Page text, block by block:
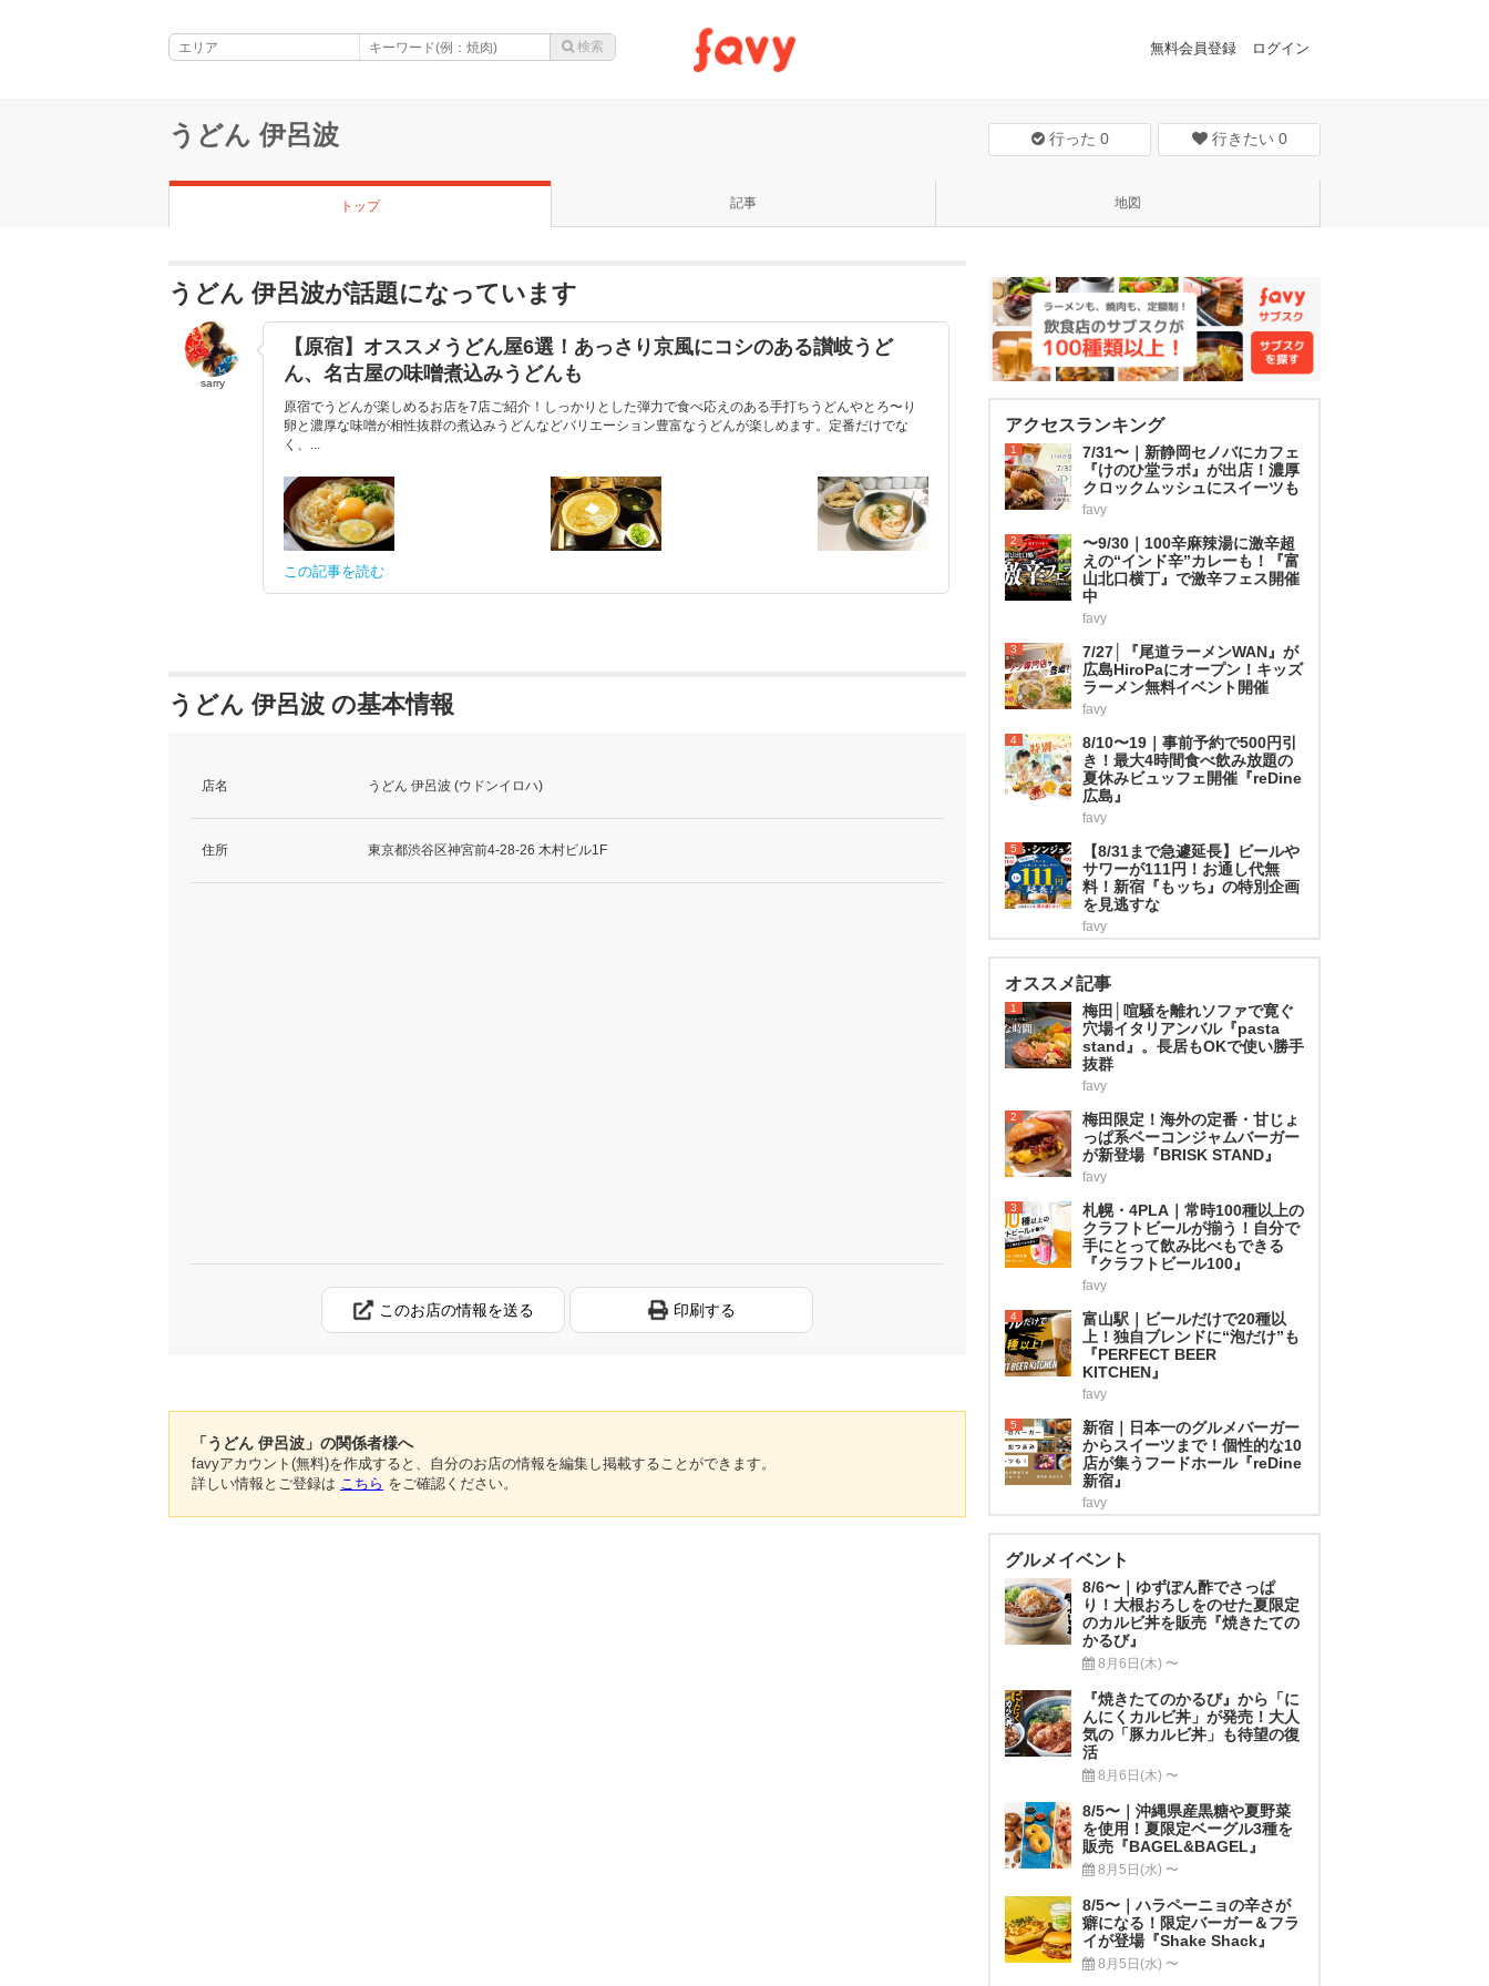
無料会員登録 ログイン
うどん 伊呂波 行った 0 行きたい 0
トップ 記事 地図
うどん 伊呂波が話題になっています
sarry
【原宿】オススメうどん屋6選！あっさり京風にコシのある讃岐うど
ん、名古屋の味噌煮込みうどんも
原宿でうどんが楽しめるお店を7店ご紹介！しっかりとした弾力で食べ応えのある手打ちうどんやとろ〜り
卵と濃厚な味噌が相性抜群の煮込みうどんなどバリエーション豊富なうどんが楽しめます。定番だけでな
く、...
この記事を読む
うどん 伊呂波 の基本情報
店名 うどん 伊呂波 (ウドンイロハ)
住所 東京都渋谷区神宮前4-28-26 木村ビル1F
このお店の情報を送る 印刷する
「うどん 伊呂波」の関係者様へ
favyアカウント(無料)を作成すると、自分のお店の情報を編集し掲載することができます。
詳しい情報とご登録は こちら をご確認ください。
アクセスランキング
1
7/31〜｜新静岡セノバにカフェ
『けのひ堂ラボ』が出店！濃厚
クロックムッシュにスイーツも
favy
2
〜9/30｜100辛麻辣湯に激辛超
えの“インド辛”カレーも！『富
山北口横丁』で激辛フェス開催
中
favy
3
7/27│『尾道ラーメンWAN』が
広島HiroPaにオープン！キッズ
ラーメン無料イベント開催
favy
4
8/10〜19｜事前予約で500円引
き！最大4時間食べ飲み放題の
夏休みビュッフェ開催『reDine
広島』
favy
5
【8/31まで急遽延長】ビールや
サワーが111円！お通し代無
料！新宿『もッち』の特別企画
を見逃すな
favy
オススメ記事
1
梅田│喧騒を離れソファで寛ぐ
穴場イタリアンバル『pasta
stand』。長居もOKで使い勝手
抜群
favy
2
梅田限定！海外の定番・甘じょ
っぱ系ベーコンジャムバーガー
が新登場『BRISK STAND』
favy
3
札幌・4PLA｜常時100種以上の
クラフトビールが揃う！自分で
手にとって飲み比べもできる
『クラフトビール100』
favy
4
富山駅｜ビールだけで20種以
上！独自ブレンドに“泡だけ”も
『PERFECT BEER
KITCHEN』
favy
5
新宿｜日本一のグルメバーガー
からスイーツまで！個性的な10
店が集うフードホール『reDine
新宿』
favy
グルメイベント
8/6〜｜ゆずぽん酢でさっぱ
り！大根おろしをのせた夏限定
のカルビ丼を販売『焼きたての
かるび』
8月6日(木) 〜
『焼きたてのかるび』から「に
んにくカルビ丼」が発売！大人
気の「豚カルビ丼」も待望の復
活
8月6日(木) 〜
8/5〜｜沖縄県産黒糖や夏野菜
を使用！夏限定ベーグル3種を
販売『BAGEL&BAGEL』
8月5日(水) 〜
8/5〜｜ハラペーニョの辛さが
癖になる！限定バーガー＆フラ
イが登場『Shake Shack』
8月5日(水) 〜